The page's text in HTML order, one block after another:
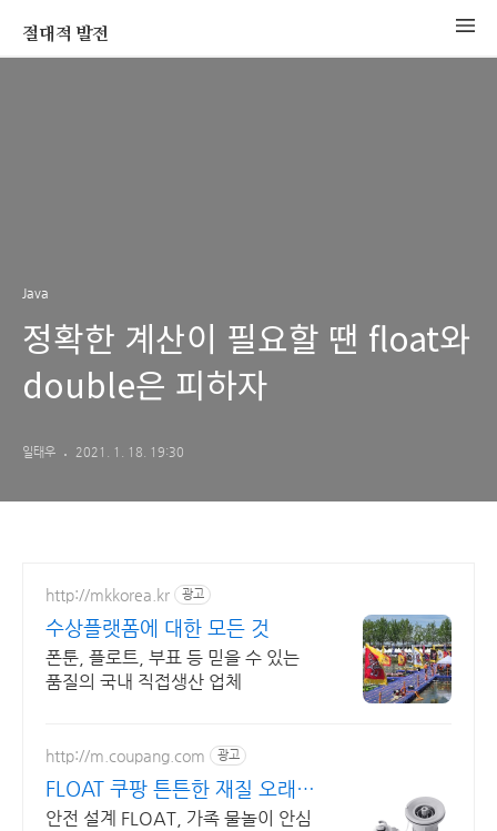
절대적 발전
Java
정확한 계산이 필요할 땐 float와
double은 피하자
일태우 2021. 1. 18. 19:30
http://mkkorea.kr 광고
수상플랫폼에 대한 모든 것
폰툰, 플로트, 부표 등 믿을 수 있는
품질의 국내 직접생산 업체
http://m.coupang.com 광고
FLOAT 쿠팡 튼튼한 재질 오래
쓰는 보트
안전 설계 FLOAT, 가족 물놀이 안심